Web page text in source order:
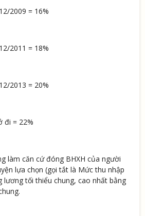
2009 = 16%
2011 = 18%
2013 = 20%
đi = 22%
làm căn cứ đóng BHXH của người
lựa chọn (gọi tắt là Mức thu nhập
lương tối thiểu chung, cao nhất bằng